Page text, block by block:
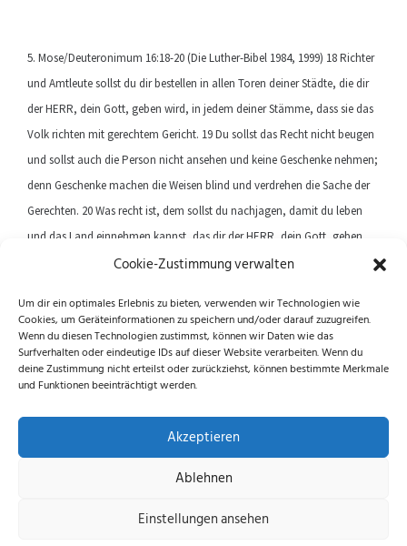
Cookie-Zustimmung verwalten
Um dir ein optimales Erlebnis zu bieten, verwenden wir Technologien wie
Cookies, um Geräteinformationen zu speichern und/oder darauf zuzugreifen.
Wenn du diesen Technologien zustimmst, können wir Daten wie das
Surfverhalten oder eindeutige IDs auf dieser Website verarbeiten. Wenn du
deine Zustimmung nicht erteilst oder zurückziehst, können bestimmte Merkmale
und Funktionen beeinträchtigt werden.
Akzeptieren
Ablehnen
Einstellungen ansehen
5. Mose/Deuteronimum 16:18-20 (Die Luther-Bibel 1984, 1999) 18 Richter
und Amtleute sollst du dir bestellen in allen Toren deiner Städte, die dir
der HERR, dein Gott, geben wird, in jedem deiner Stämme, dass sie das
Volk richten mit gerechtem Gericht. 19 Du sollst das Recht nicht beugen
und sollst auch die Person nicht ansehen und keine Geschenke nehmen;
denn Geschenke machen die Weisen blind und verdrehen die Sache der
Gerechten. 20 Was recht ist, dem sollst du nachjagen, damit du leben
und das Land einnehmen kannst, das dir der HERR, dein Gott, geben
Next article
Previous article
Folge uns auf Instagram und Facebook!
Datenschutzerklärung|Impressum
Richtlinie (EU)